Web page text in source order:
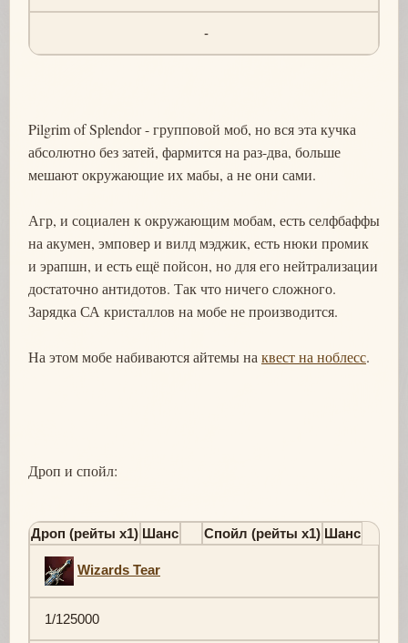
-
Pilgrim of Splendor - групповой моб, но вся эта кучка
абсолютно без затей, фармится на раз-два, больше
мешают окружающие их мабы, а не они сами.
Агр, и социален к окружающим мобам, есть селфбаффы
на акумен, эмповер и вилд мэджик, есть нюки промик
и эрапшн, и есть ещё пойсон, но для его нейтрализации
достаточно антидотов. Так что ничего сложного.
Зарядка СА кристаллов на мобе не производится.
На этом мобе набиваются айтемы на квест на ноблесс.
Дроп и спойл:
Дроп (рейты х1) Шанс Спойл (рейты х1) Шанс
Wizards Tear
1/125000